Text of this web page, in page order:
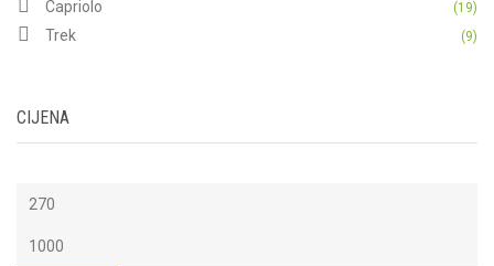
Capriolo (19)
Trek (9)
CIJENA
Min
cijena
Maks